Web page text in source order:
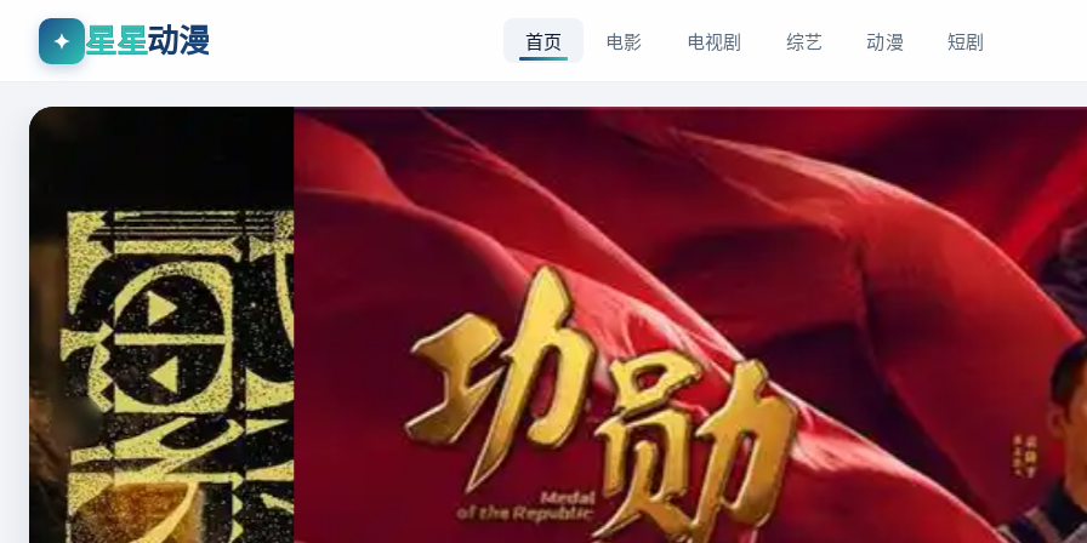
✦ 星星动漫 首页 电影 电视剧 综艺 动漫 短剧